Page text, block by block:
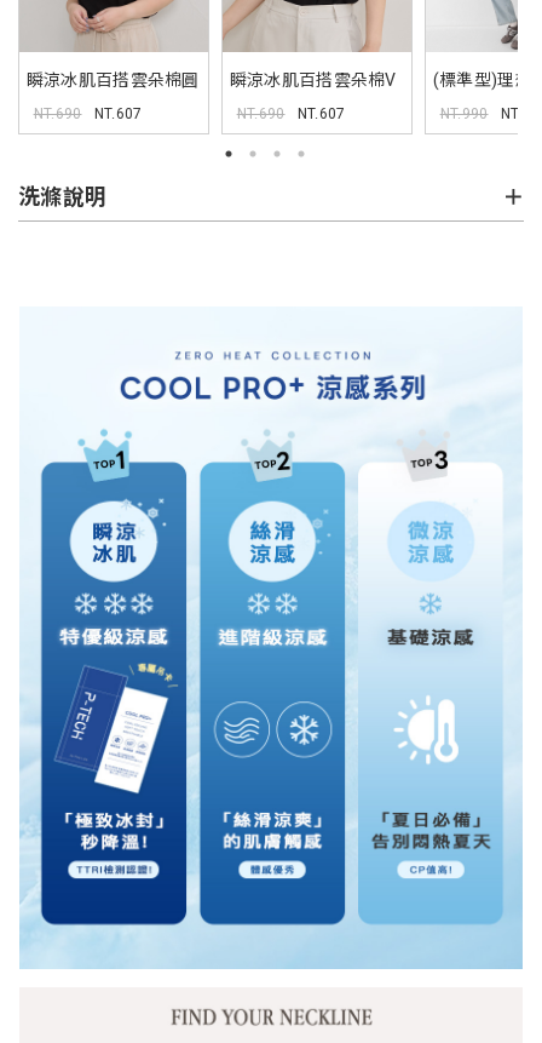
瞬涼冰肌百搭雲朵棉圓
領TEE
NT.690 NT.607
瞬涼冰肌百搭雲朵棉V
領TEE
NT.690 NT.607
(標準型)理想
刀牛仔褲
NT.990 NT.1
洗滌說明